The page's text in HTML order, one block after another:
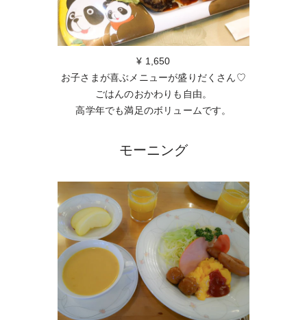
¥ 1,650
お子さまが喜ぶメニューが盛りだくさん♡
ごはんのおかわりも自由。
高学年でも満足のボリュームです。
モーニング